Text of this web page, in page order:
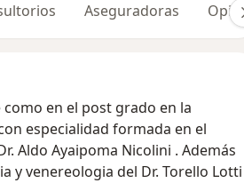
Aseguradoras
en el post grado en la
especialidad formada en el
Aldo Ayaipoma Nicolini . Además
y venereologia del Dr. Torello Lotti